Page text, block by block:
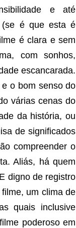
e até
(se é que esta é
é clara e sem
com sonhos,
escancarada.
o bom senso do
várias cenas do
da história, ou
de significados
compreender o
Aliás, há quem
digno de registro
um clima de
quais inclusive
poderoso em